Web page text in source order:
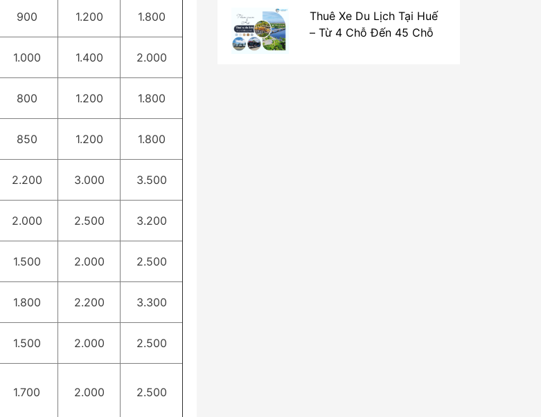
900 1.200 1.800
1.000 1.400 2.000
800 1.200 1.800
850 1.200 1.800
2.200 3.000 3.500
2.000 2.500 3.200
1.500 2.000 2.500
1.800 2.200 3.300
1.500 2.000 2.500
1.700 2.000 2.500
La Vang
Thuê Xe Du Lịch Tại Huế
– Từ 4 Chỗ Đến 45 Chỗ